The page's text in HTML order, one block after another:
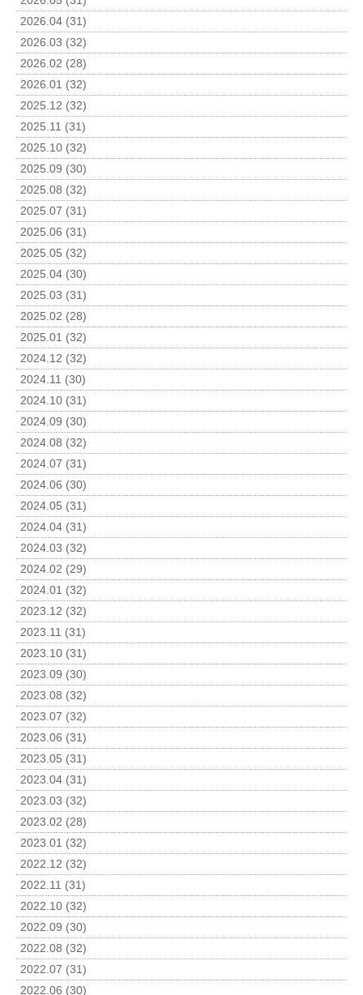
2026.04 (31)
2026.03 (32)
2026.02 (28)
2026.01 (32)
2025.12 (32)
2025.11 (31)
2025.10 (32)
2025.09 (30)
2025.08 (32)
2025.07 (31)
2025.06 (31)
2025.05 (32)
2025.04 (30)
2025.03 (31)
2025.02 (28)
2025.01 (32)
2024.12 (32)
2024.11 (30)
2024.10 (31)
2024.09 (30)
2024.08 (32)
2024.07 (31)
2024.06 (30)
2024.05 (31)
2024.04 (31)
2024.03 (32)
2024.02 (29)
2024.01 (32)
2023.12 (32)
2023.11 (31)
2023.10 (31)
2023.09 (30)
2023.08 (32)
2023.07 (32)
2023.06 (31)
2023.05 (31)
2023.04 (31)
2023.03 (32)
2023.02 (28)
2023.01 (32)
2022.12 (32)
2022.11 (31)
2022.10 (32)
2022.09 (30)
2022.08 (32)
2022.07 (31)
2022.06 (30)